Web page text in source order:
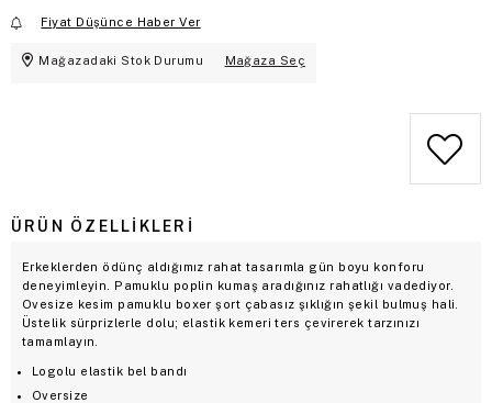
Fiyat Düşünce Haber Ver
Mağazadaki Stok Durumu Mağaza Seç
ÜRÜN ÖZELLIKLERI
Erkeklerden ödünç aldığımız rahat tasarımla gün boyu konforu
deneyimleyin. Pamuklu poplin kumaş aradığınız rahatlığı vadediyor.
Ovesize kesim pamuklu boxer şort çabasız şıklığın şekil bulmuş hali.
Üstelik sürprizlerle dolu; elastik kemeri ters çevirerek tarzınızı
tamamlayın.
Logolu elastik bel bandı
Oversize